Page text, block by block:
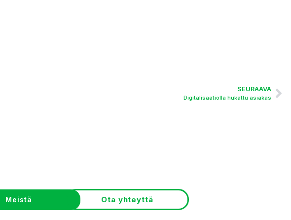
SEURAAVA
Digitalisaatiolla hukattu asiakas
Meistä Ota yhteyttä